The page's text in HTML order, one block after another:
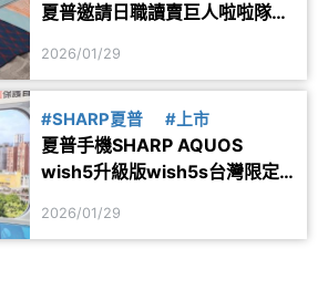
夏普邀請日職讀賣巨人啦啦隊
2026/01/29
#SHARP夏普 #上市
夏普手機SHARP AQUOS
wish5升級版wish5s台灣限定 2
2026/01/29